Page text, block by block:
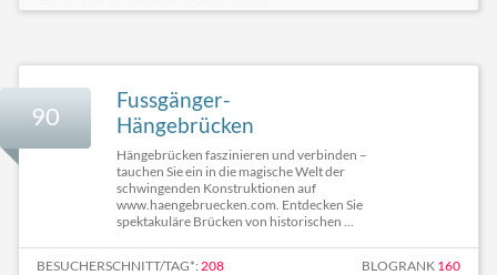
90
Fussgänger-
Hängebrücken
Hängebrücken faszinieren und verbinden –
tauchen Sie ein in die magische Welt der
schwingenden Konstruktionen auf
www.haengebruecken.com. Entdecken Sie
spektakuläre Brücken von historischen ...
BESUCHERSCHNITT/TAG*: 208 BLOGRANK 160